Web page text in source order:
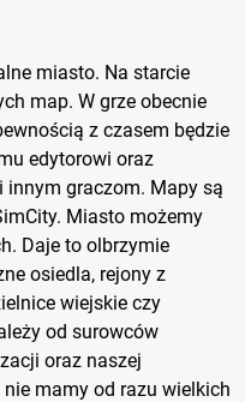
miasto. Na starcie
map. W grze obecnie
z czasem będzie
edytorowi oraz
graczom. Mapy są
Miasto możemy
Daje to olbrzymie
osiedla, rejony z
wiejskie czy
od surowców
oraz naszej
mamy od razu wielkich